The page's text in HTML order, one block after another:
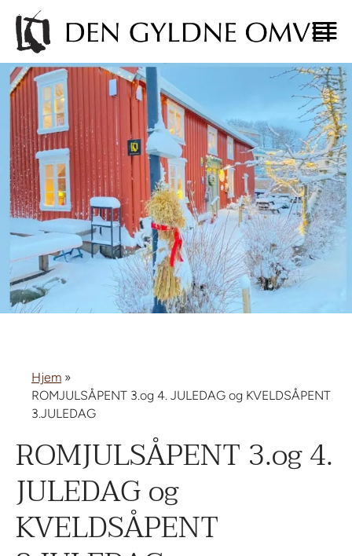
Hjem »
ROMJULSÅPENT 3.og 4. JULEDAG og KVELDSÅPENT
3.JULEDAG
ROMJULSÅPENT 3.og 4.
JULEDAG og
KVELDSÅPENT